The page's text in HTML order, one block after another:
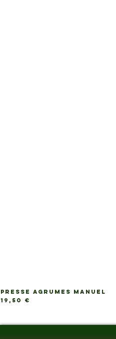
PRESSE AGRUMES MANUEL
Prix
19,50 €